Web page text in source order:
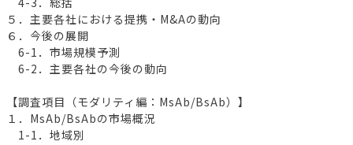
５．主要各社における提携・M&Aの動向
６．今後の展開
6-1．市場規模予測
6-2．主要各社の今後の動向
【調査項目（モダリティ編：MsAb/BsAb）】
１．MsAb/BsAbの市場概況
1-1．地域別